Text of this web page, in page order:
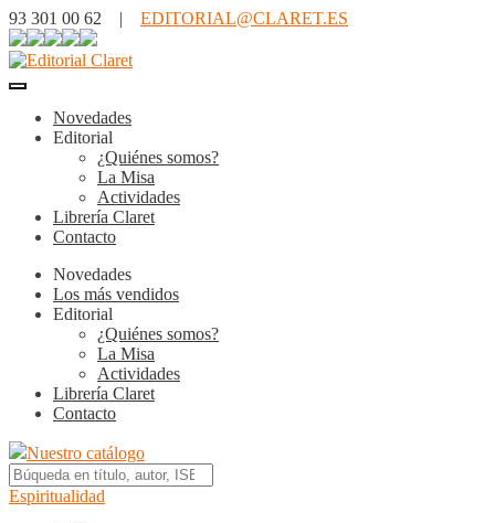
93 301 00 62 | EDITORIAL@CLARET.ES
Novedades
Editorial
¿Quiénes somos?
La Misa
Actividades
Librería Claret
Contacto
Novedades
Los más vendidos
Editorial
¿Quiénes somos?
La Misa
Actividades
Librería Claret
Contacto
Nuestro catálogo
Espiritualidad